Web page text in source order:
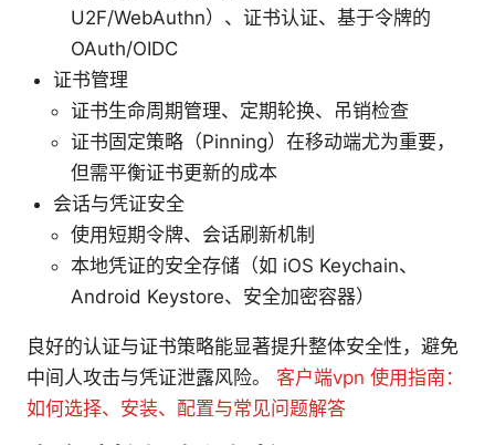
U2F/WebAuthn）、证书认证、基于令牌的
OAuth/OIDC
证书管理
证书生命周期管理、定期轮换、吊销检查
证书固定策略（Pinning）在移动端尤为重要，
但需平衡证书更新的成本
会话与凭证安全
使用短期令牌、会话刷新机制
本地凭证的安全存储（如 iOS Keychain、
Android Keystore、安全加密容器）
良好的认证与证书策略能显著提升整体安全性，避免
中间人攻击与凭证泄露风险。 客户端vpn 使用指南：
如何选择、安装、配置与常见问题解答